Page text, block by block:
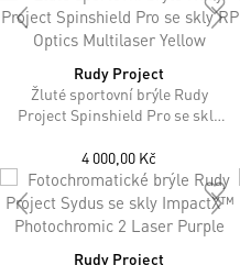
Rudy Project
Žluté sportovní brýle Rudy
Project Spinshield Pro se skly
4 000,00 Kč
Rudy Project